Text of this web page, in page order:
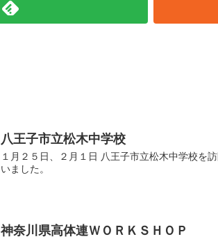
八王子市立松木中学校
１月２５日、２月１日 八王子市立松木中学校を
いました。
神奈川県高体連ＷＯＲＫＳＨＯＰ